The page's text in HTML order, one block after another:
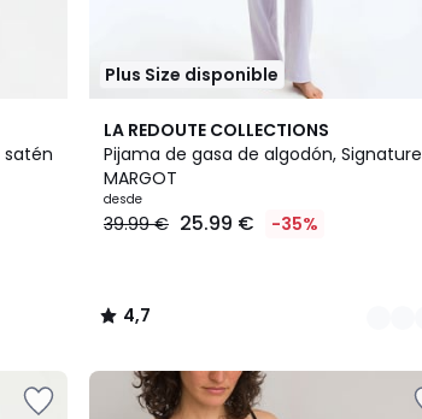
Plus Size disponible
LA REDOUTE COLLECTIONS
Pijama de gasa de algodón, Signature
MARGOT
desde
39.99 € 25.99 € -35%
4,7
/ 5
4
Colores
4,7
/